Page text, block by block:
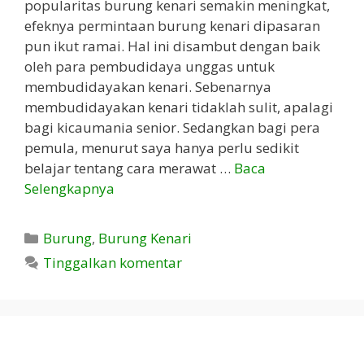
popularitas burung kenari semakin meningkat,
efeknya permintaan burung kenari dipasaran
pun ikut ramai. Hal ini disambut dengan baik
oleh para pembudidaya unggas untuk
membudidayakan kenari. Sebenarnya
membudidayakan kenari tidaklah sulit, apalagi
bagi kicaumania senior. Sedangkan bagi pera
pemula, menurut saya hanya perlu sedikit
belajar tentang cara merawat … Baca
Selengkapnya
Kategori
Burung, Burung Kenari
Tinggalkan komentar